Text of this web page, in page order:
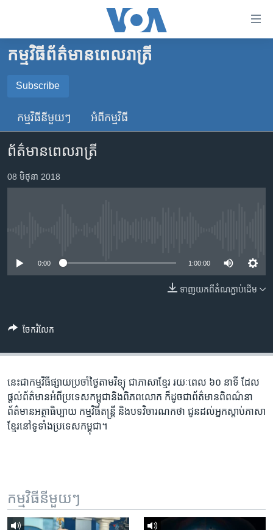
គេហទំព័រ​
ទាក់ទង
រំលង​
ទំព័រ​
ព័ត៌មាន​​
តែ​
ម្តង
រចនា
ចូល​
ស្វែង​
កម្ពុជា
អន្តរជាតិ
ចិន
ហេឡូវីអូអេ
កម្ពុជាច្នៃប្រតិដ្ឋ
កម្មវិធីទាំងអស់
បណ្តាញ​សង្គម
ភាសា
កម្មវិធី​ព័ត៌មាន​ពេលរាត្រី
Subscribe
SUBSCRIBE
YouTube Music
កម្មវិធី​នីមួយៗ អំពី​កម្មវិធី​
ព័ត៌មានពេលរាត្រី
08 មិថុនា 2018
0:00 1:00:00
ទាញ​យក​ពី​តំណភ្ជាប់​ដើម
ចែករំលែក
នេះ​ជា​កម្ម​វិធី​ផ្សាយ​ប្រចាំ​ថ្ងៃ​តាម​វិទ្យុ ​ជាភាសា​ខ្មែរ​ រយៈ​ពេល​ ៦០​ នាទី ដែល​
ផ្តល់​ព័ត៌មាន​អំពី​ប្រទេស​កម្ពុជា​និង​ពិភព​លោក ​ក៏ដូច​ជា​ព័ត៌មាន​ពិពណ៌នា
ព័ត៌មាន​អត្ថាធិប្បាយ​ កម្ម​វិធី​តន្ត្រី ​និង​បទ​វិចារណកថា​ ជូន​ដល់​អ្នក​ស្តាប់​ភាសា​
ខ្មែរ​នៅ​ទូទាំង​ប្រទេស​កម្ពុជា។
កម្មវិធី​នីមួយៗ